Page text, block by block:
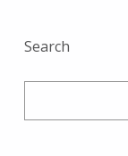
Search